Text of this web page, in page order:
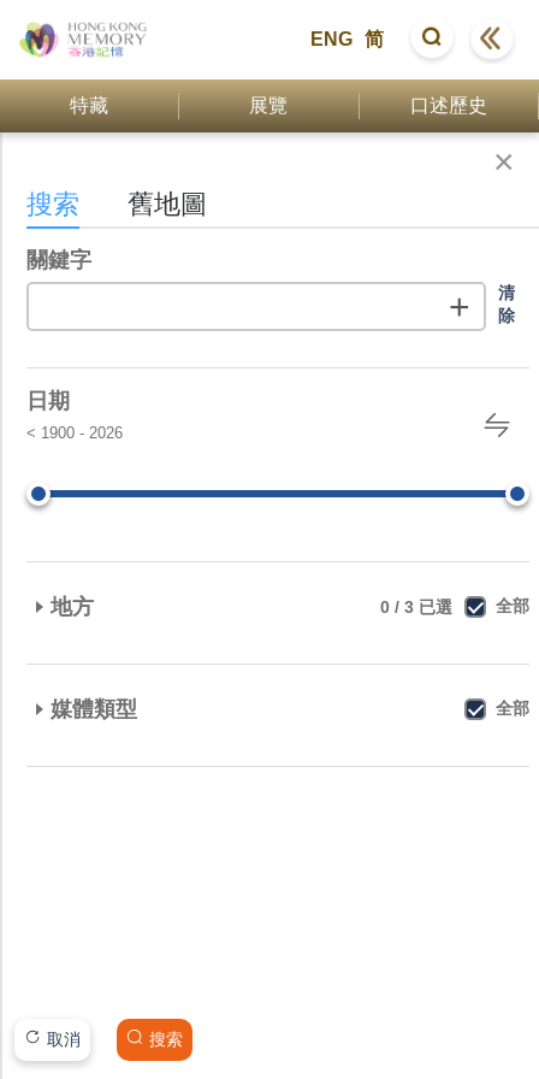
ENG 简
特藏 展覽 口述歷史
搜索結
圖由
提供
×
搜索 舊地圖
關鍵字
+
清
除
日期
< 1900 - 2026
地方 0 / 3 已選 全部
香港島(+)
九龍(+)
媒體類型 全部
錄音資料
取消 搜索
↺
+
-